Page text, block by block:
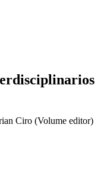
Ciro (Volume editor)